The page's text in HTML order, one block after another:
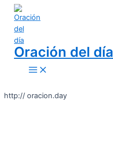
Skip
content
Oración del día
Main
Menu
http:// oracion.day